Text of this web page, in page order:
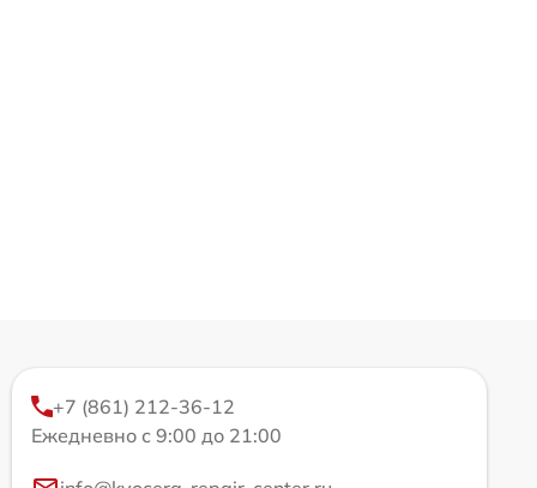
+7 (861) 212-36-12
Ежедневно с 9:00 до 21:00